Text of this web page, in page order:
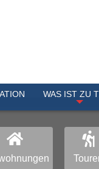
WAS IST ZU